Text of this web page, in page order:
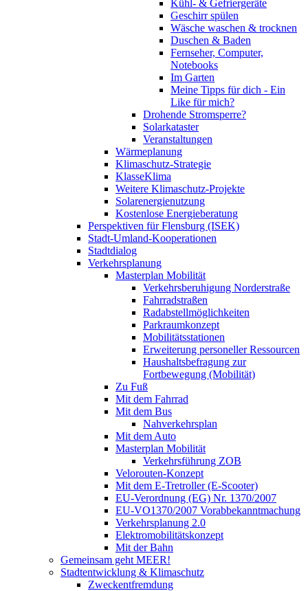
Kühl- & Gefriergeräte
Geschirr spülen
Wäsche waschen & trocknen
Duschen & Baden
Fernseher, Computer,
Notebooks
Im Garten
Meine Tipps für dich - Ein
Like für mich?
Drohende Stromsperre?
Solarkataster
Veranstaltungen
Wärmeplanung
Klimaschutz-Strategie
KlasseKlima
Weitere Klimaschutz-Projekte
Solarenergienutzung
Kostenlose Energieberatung
Perspektiven für Flensburg (ISEK)
Stadt-Umland-Kooperationen
Stadtdialog
Verkehrsplanung
Masterplan Mobilität
Verkehrsberuhigung Norderstraße
Fahrradstraßen
Radabstellmöglichkeiten
Parkraumkonzept
Mobilitätsstationen
Erweiterung personeller Ressourcen
Haushaltsbefragung zur
Fortbewegung (Mobilität)
Zu Fuß
Mit dem Fahrrad
Mit dem Bus
Nahverkehrsplan
Mit dem Auto
Masterplan Mobilität
Verkehrsführung ZOB
Velorouten-Konzept
Mit dem E-Tretroller (E-Scooter)
EU-Verordnung (EG) Nr. 1370/2007
EU-VO1370/2007 Vorabbekanntmachung
Verkehrsplanung 2.0
Elektromobilitätskonzept
Mit der Bahn
Gemeinsam geht MEER!
Stadtentwicklung & Klimaschutz
Zweckentfremdung